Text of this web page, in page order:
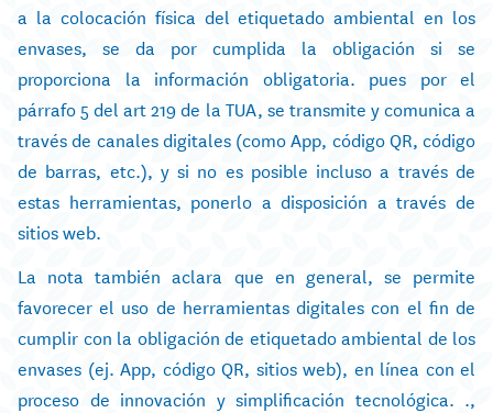
a la colocación física del etiquetado ambiental en los
envases, se da por cumplida la obligación si se
proporciona la información obligatoria. pues por el
párrafo 5 del art 219 de la TUA, se transmite y comunica a
través de canales digitales (como App, código QR, código
de barras, etc.), y si no es posible incluso a través de
estas herramientas, ponerlo a disposición a través de
sitios web.
La nota también aclara que en general, se permite
favorecer el uso de herramientas digitales con el fin de
cumplir con la obligación de etiquetado ambiental de los
envases (ej. App, código QR, sitios web), en línea con el
proceso de innovación y simplificación tecnológica. .,